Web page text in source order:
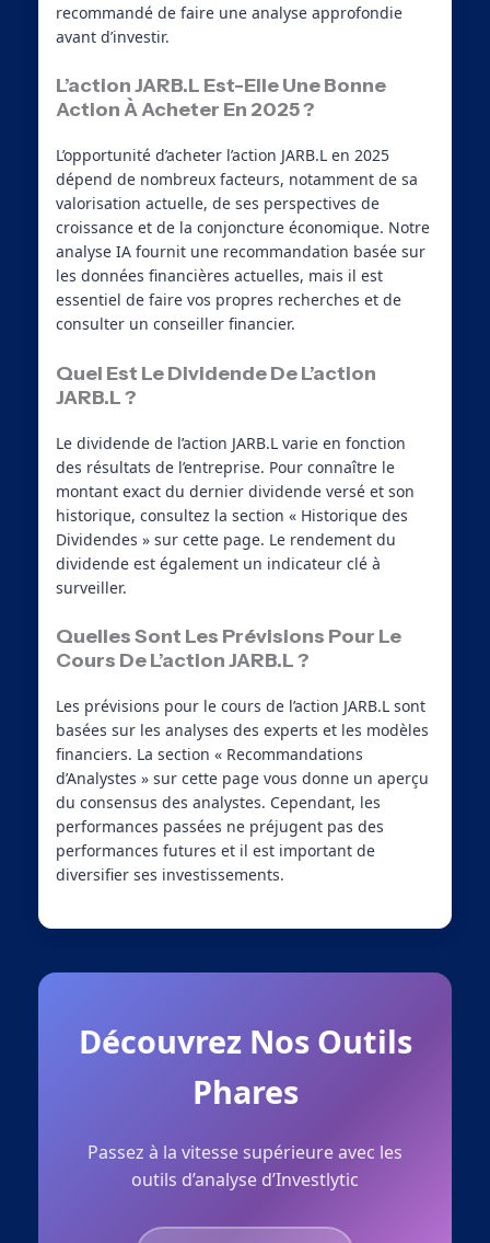
recommandé de faire une analyse approfondie
avant d’investir.
L’action JARB.L Est-Elle Une Bonne
Action À Acheter En 2025 ?
L’opportunité d’acheter l’action JARB.L en 2025
dépend de nombreux facteurs, notamment de sa
valorisation actuelle, de ses perspectives de
croissance et de la conjoncture économique. Notre
analyse IA fournit une recommandation basée sur
les données financières actuelles, mais il est
essentiel de faire vos propres recherches et de
consulter un conseiller financier.
Quel Est Le Dividende De L’action
JARB.L ?
Le dividende de l’action JARB.L varie en fonction
des résultats de l’entreprise. Pour connaître le
montant exact du dernier dividende versé et son
historique, consultez la section « Historique des
Dividendes » sur cette page. Le rendement du
dividende est également un indicateur clé à
surveiller.
Quelles Sont Les Prévisions Pour Le
Cours De L’action JARB.L ?
Les prévisions pour le cours de l’action JARB.L sont
basées sur les analyses des experts et les modèles
financiers. La section « Recommandations
d’Analystes » sur cette page vous donne un aperçu
du consensus des analystes. Cependant, les
performances passées ne préjugent pas des
performances futures et il est important de
diversifier ses investissements.
Découvrez Nos Outils
Phares
Passez à la vitesse supérieure avec les
outils d’analyse d’Investlytic